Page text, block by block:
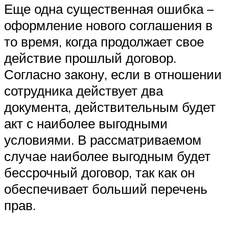
Еще одна существенная ошибка –
оформление нового соглашения в
то время, когда продолжает свое
действие прошлый договор.
Согласно закону, если в отношении
сотрудника действует два
документа, действительным будет
акт с наиболее выгодными
условиями. В рассматриваемом
случае наиболее выгодным будет
бессрочный договор, так как он
обеспечивает больший перечень
прав.